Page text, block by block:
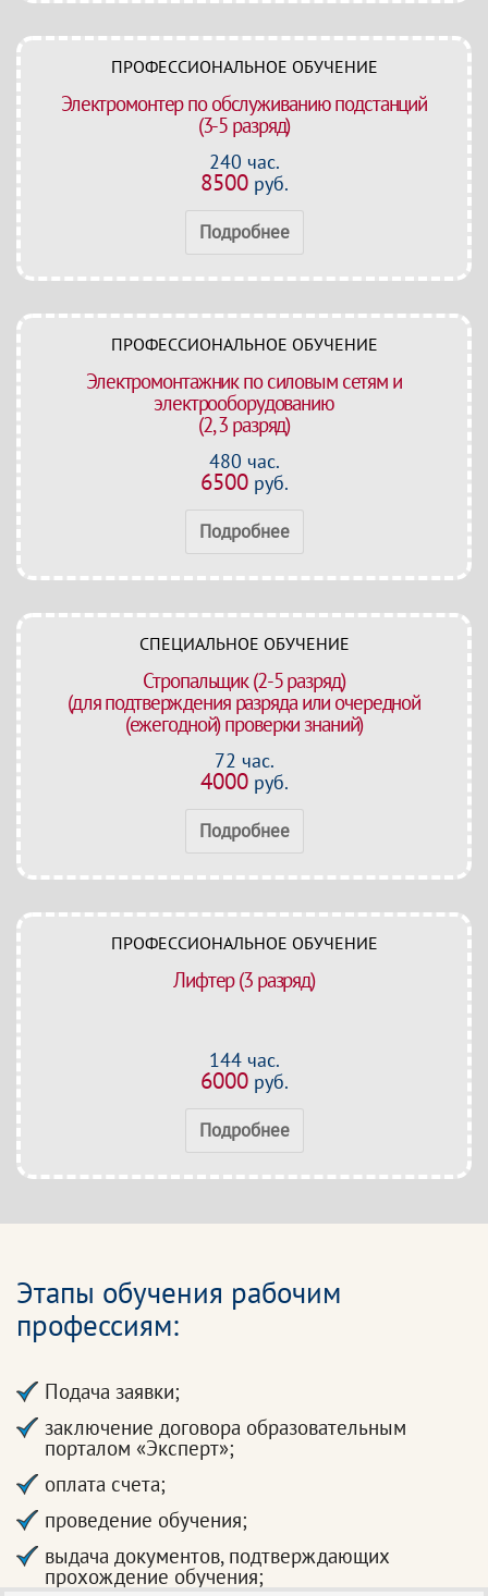
ПРОФЕССИОНАЛЬНОЕ ОБУЧЕНИЕ
Электромонтер по обслуживанию подстанций
(3-5 разряд)
240 час.
8500руб.
Подробнее
ПРОФЕССИОНАЛЬНОЕ ОБУЧЕНИЕ
Электромонтажник по силовым сетям и
электрооборудованию
(2, 3 разряд)
480 час.
6500руб.
Подробнее
СПЕЦИАЛЬНОЕ ОБУЧЕНИЕ
Стропальщик (2-5 разряд)
(для подтверждения разряда или очередной
(ежегодной) проверки знаний)
72 час.
4000руб.
Подробнее
ПРОФЕССИОНАЛЬНОЕ ОБУЧЕНИЕ
Лифтер (3 разряд)
144 час.
6000руб.
Подробнее
Этапы обучения рабочим
профессиям:
Подача заявки;
заключение договора образовательным
порталом «Эксперт»;
оплата счета;
проведение обучения;
выдача документов, подтверждающих
прохождение обучения;